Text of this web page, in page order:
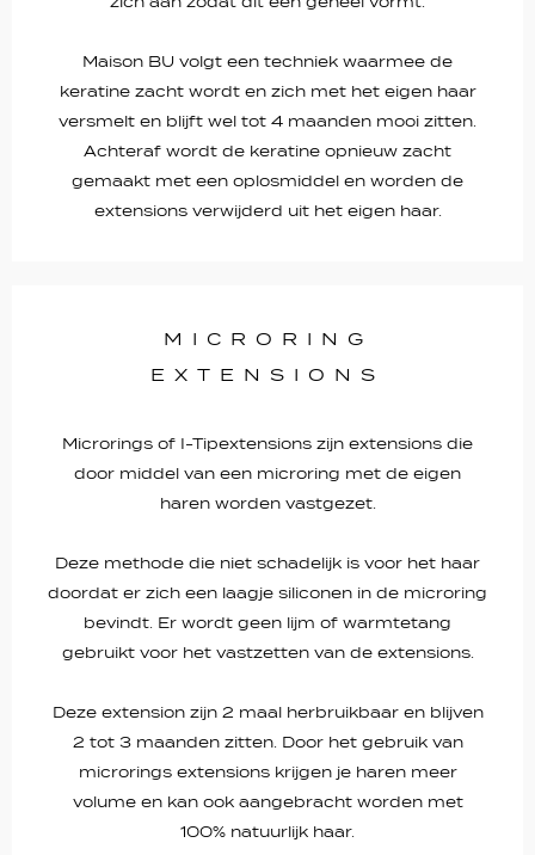
Maison BU volgt een techniek waarmee de
keratine zacht wordt en zich met het eigen haar
versmelt en blijft wel tot 4 maanden mooi zitten.
Achteraf wordt de keratine opnieuw zacht
gemaakt met een oplosmiddel en worden de
extensions verwijderd uit het eigen haar.
MICRORING
EXTENSIONS
Microrings of I-Tipextensions zijn extensions die
door middel van een microring met de eigen
haren worden vastgezet.
Deze methode die niet schadelijk is voor het haar
doordat er zich een laagje siliconen in de microring
bevindt. Er wordt geen lijm of warmtetang
gebruikt voor het vastzetten van de extensions.
Deze extension zijn 2 maal herbruikbaar en blijven
2 tot 3 maanden zitten. Door het gebruik van
microrings extensions krijgen je haren meer
volume en kan ook aangebracht worden met
100% natuurlijk haar.